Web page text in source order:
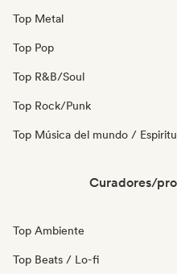
Top Metal
Top Pop
Top R&B/Soul
Top Rock/Punk
Top Música del mundo /
Curadores/
Top Ambiente
Top Beats / Lo-fi